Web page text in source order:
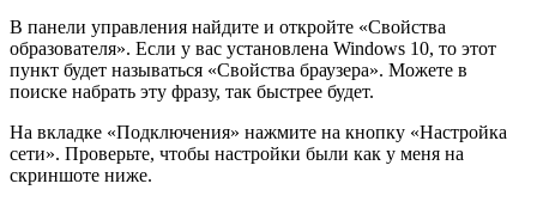
В панели управления найдите и откройте «Свойства
образователя». Если у вас установлена Windows 10, то этот
пункт будет называться «Свойства браузера». Можете в
поиске набрать эту фразу, так быстрее будет.
На вкладке «Подключения» нажмите на кнопку «Настройка
сети». Проверьте, чтобы настройки были как у меня на
скриншоте ниже.